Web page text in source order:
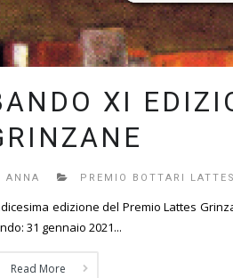
XI
ANNA PREMIO BOTTARI
edizione del Premio Lattes
31 gennaio 2021...
Read More